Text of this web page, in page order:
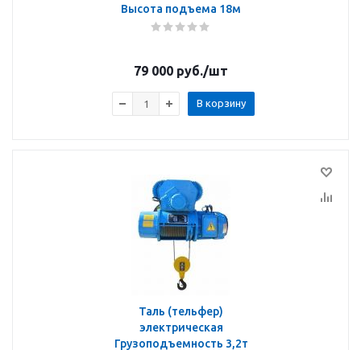
Высота подъема 18м
79 000 руб./шт
В корзину
Таль (тельфер)
электрическая
Грузоподъемность 3,2т